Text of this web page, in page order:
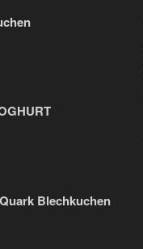
Blechkuchen